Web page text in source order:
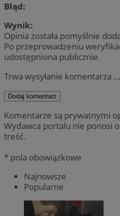
Błąd:
Wynik:
Opinia została pomyślnie
Po przeprowadzeniu
udostępniona publicznie.
Trwa wysyłanie komentarza ...
Dodaj komentarz
Komentarze są prywatnymi
Wydawca portalu nie ponosi
treść.
* pola obowiązkowe
Najnowsze
Popularne